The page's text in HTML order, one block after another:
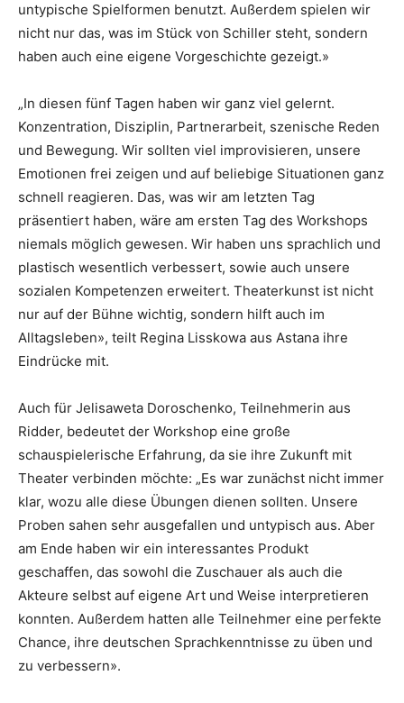
untypische Spielformen benutzt. Außerdem spielen wir
nicht nur das, was im Stück von Schiller steht, sondern
haben auch eine eigene Vorgeschichte gezeigt.»
„In diesen fünf Tagen haben wir ganz viel gelernt.
Konzentration, Disziplin, Partnerarbeit, szenische Reden
und Bewegung. Wir sollten viel improvisieren, unsere
Emotionen frei zeigen und auf beliebige Situationen ganz
schnell reagieren. Das, was wir am letzten Tag
präsentiert haben, wäre am ersten Tag des Workshops
niemals möglich gewesen. Wir haben uns sprachlich und
plastisch wesentlich verbessert, sowie auch unsere
sozialen Kompetenzen erweitert. Theaterkunst ist nicht
nur auf der Bühne wichtig, sondern hilft auch im
Alltagsleben», teilt Regina Lisskowa aus Astana ihre
Eindrücke mit.
Auch für Jelisaweta Doroschenko, Teilnehmerin aus
Ridder, bedeutet der Workshop eine große
schauspielerische Erfahrung, da sie ihre Zukunft mit
Theater verbinden möchte: „Es war zunächst nicht immer
klar, wozu alle diese Übungen dienen sollten. Unsere
Proben sahen sehr ausgefallen und untypisch aus. Aber
am Ende haben wir ein interessantes Produkt
geschaffen, das sowohl die Zuschauer als auch die
Akteure selbst auf eigene Art und Weise interpretieren
konnten. Außerdem hatten alle Teilnehmer eine perfekte
Chance, ihre deutschen Sprachkenntnisse zu üben und
zu verbessern».